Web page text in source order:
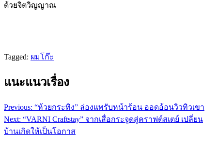
ด้วยจิตวิญญาณ
Tagged: ผมโก๊ะ
แนะแนวเรื่อง
Previous: “ห้วยกระทิง” ล่องแพรับหน้าร้อน ออดอ้อนวิวทิวเขา
Next: “VARNI Craftstay” จากเสื่อกระจูดสู่คราฟต์สเตย์ เปลี่ยน
บ้านเกิดให้เป็นโอกาส